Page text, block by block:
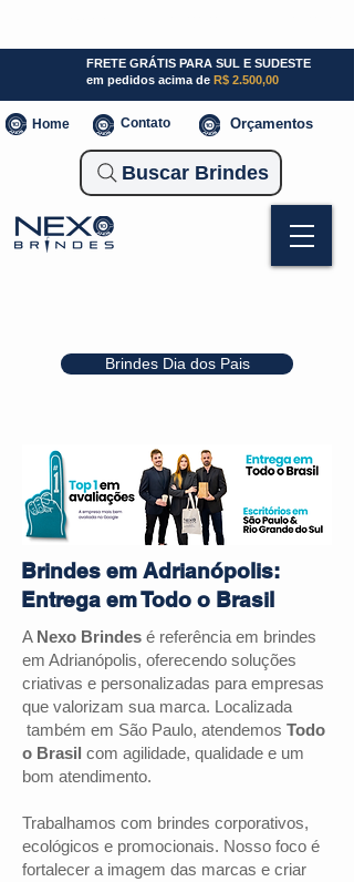
Brindes Dia dos Pais
FRETE GRÁTIS PARA SUL E SUDESTE
em pedidos acima de R$ 2.500,00
Home Contato Orçamentos
Buscar Brindes
Brindes em Adrianópolis:
Entrega em Todo o Brasil
A Nexo Brindes é referência em brindes
em Adrianópolis, oferecendo soluções
criativas e personalizadas para empresas
que valorizam sua marca. Localizada
também em São Paulo, atendemos Todo
o Brasil com agilidade, qualidade e um
bom atendimento.
Trabalhamos com brindes corporativos,
ecológicos e promocionais. Nosso foco é
fortalecer a imagem das marcas e criar